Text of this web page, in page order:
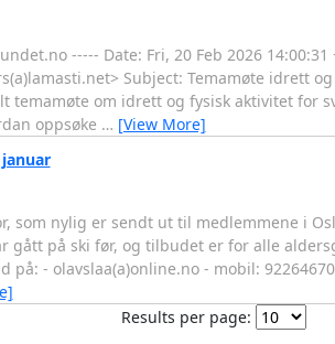
----- Date: Fri, 20 Feb 2026 14:00:31
Subject: Temamøte idrett
om idrett og fysisk aktivitet for
oppsøke … [View More]
som nylig er sendt ut til medlemmene i
gått på ski før, og tilbudet er for alle
- olavslaa(a)online.no - mobil:
Results per page: